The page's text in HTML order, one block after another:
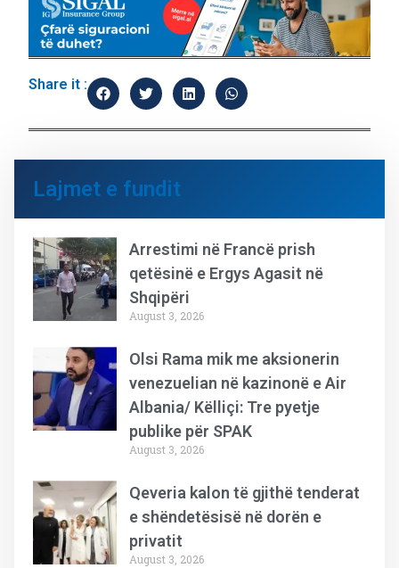
Share it :
Lajmet e fundit
Arrestimi në Francë prish
qetësinë e Ergys Agasit në
Shqipëri
August 3, 2026
Olsi Rama mik me aksionerin
venezuelian në kazinonë e Air
Albania/ Këlliçi: Tre pyetje
publike për SPAK
August 3, 2026
Qeveria kalon të gjithë tenderat
e shëndetësisë në dorën e
privatit
August 3, 2026